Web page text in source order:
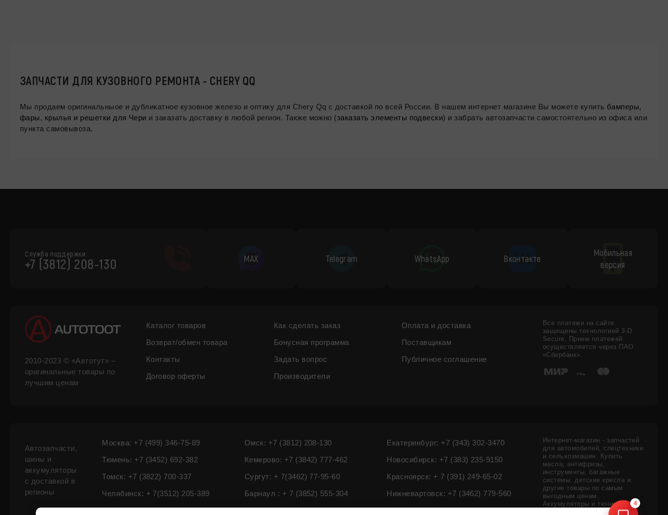
ЗАПЧАСТИ ДЛЯ КУЗОВНОГО РЕМОНТА - CHERY QQ
Мы продаем оригинальныое и дубликатное кузовное железо и оптику для Chery Qq с доставкой по всей России. В нашем интернет магазине Вы можете купить бамперы,
фары, крылья и решетки для Чери и заказать доставку в любой регион. Также можно (заказать элементы подвески) и забрать автозапчасти самостоятельно из офиса или
пункта самовывоза.
Служба поддержки:
+7 (3812) 208-130 MAX Telegram WhatsApp Вконтакте
Мобильная
версия
2010-2023 © «Автотут» –
оригинальные товары по
лучшим ценам
Каталог товаров Как сделать заказ
Оплата и доставка
Возврат/обмен товара
Бонусная программа
Поставщикам
Контакты
Задать вопрос
Публичное соглашение
Договор оферты
Производители
Все платежи на сайте
защищены технологией 3-D
Secure. Прием платежей
осуществляется через ПАО
«Сбербанк».
Автозапчасти,
шины и
аккумуляторы
с доставкой в
регионы
Москва: +7 (499) 346-75-89 Омск: +7 (3812) 208-130
Екатеринбург: +7 (343) 302-3470
Тюмень: +7 (3452) 692-382
Кемерово: +7 (3842) 777-462
Новосибирск: +7 (383) 235-9150
Томск: +7 (3822) 700-337
Сургут: + 7(3462) 77-95-60
Красноярск: + 7 (391) 249-65-02
Челябинск: + 7(3512) 205-389
Барнаул : + 7 (3852) 555-304 Нижневартовск: +7 (3462) 779-560
Интернет-магазин - запчастей
для автомобилей, спецтехники
и сельхозмашин. Купить
масла, антифризы,
инструменты, багажные
системы, детские кресла и
другие товары по самым
выгодным ценам.
Аккумуляторы и тюнинг
внедорожников - цены,
4